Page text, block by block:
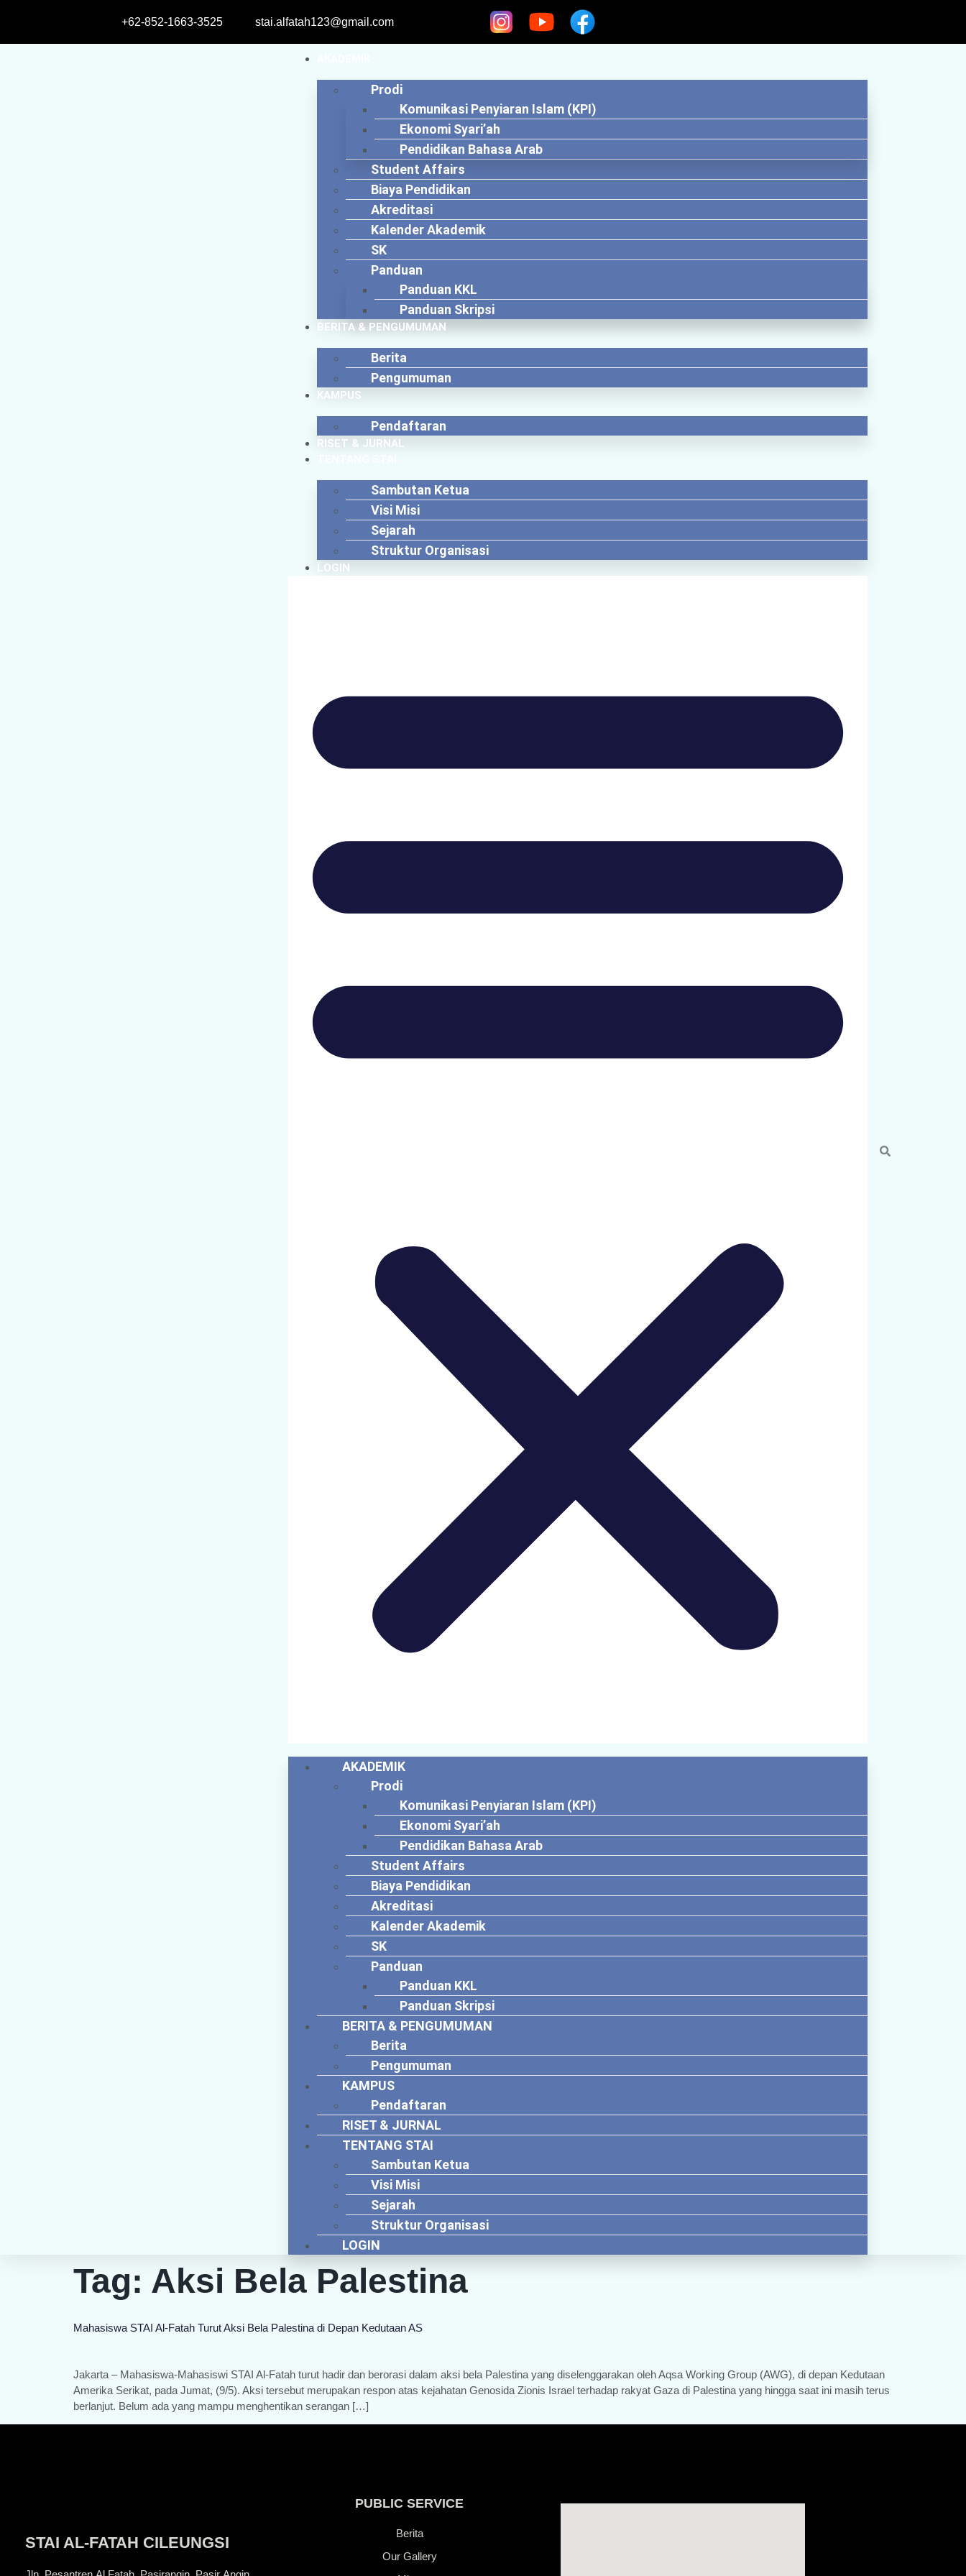
+62-852-1663-3525 stai.alfatah123@gmail.com
Prodi
Komunikasi Penyiaran Islam (KPI)
Ekonomi Syari’ah
Pendidikan Bahasa Arab
Student Affairs
Biaya Pendidikan
Akreditasi
Kalender Akademik
SK
Panduan
Panduan KKL
Panduan Skripsi
BERITA & PENGUMUMAN
Berita
Pengumuman
KAMPUS
Pendaftaran
RISET & JURNAL
Sambutan Ketua
Visi Misi
Sejarah
Struktur Organisasi
LOGIN
AKADEMIK
Prodi
Komunikasi Penyiaran Islam (KPI)
Ekonomi Syari’ah
Pendidikan Bahasa Arab
Student Affairs
Biaya Pendidikan
Akreditasi
Kalender Akademik
SK
Panduan
Panduan KKL
Panduan Skripsi
BERITA & PENGUMUMAN
Berita
Pengumuman
KAMPUS
Pendaftaran
RISET & JURNAL
TENTANG STAI
Sambutan Ketua
Visi Misi
Sejarah
Struktur Organisasi
LOGIN
Tag: Aksi Bela Palestina
Mahasiswa STAI Al-Fatah Turut Aksi Bela Palestina di Depan Kedutaan AS
Jakarta – Mahasiswa-Mahasiswi STAI Al-Fatah turut hadir dan berorasi dalam aksi bela Palestina yang diselenggarakan oleh Aqsa Working Group (AWG), di depan Kedutaan
Amerika Serikat, pada Jumat, (9/5). Aksi tersebut merupakan respon atas kejahatan Genosida Zionis Israel terhadap rakyat Gaza di Palestina yang hingga saat ini masih terus
berlanjut. Belum ada yang mampu menghentikan serangan […]
STAI AL-FATAH CILEUNGSI
PUBLIC SERVICE
Berita
Our Gallery